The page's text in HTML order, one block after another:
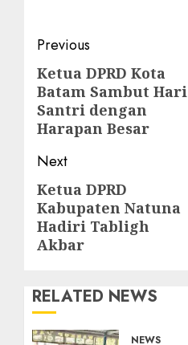
Post
navigation
Previous
Previous
post:
Ketua DPRD Kota
Batam Sambut Hari
Santri dengan
Harapan Besar
Next
Next
post:
Ketua DPRD
Kabupaten Natuna
Hadiri Tabligh
Akbar
RELATED NEWS
NEWS